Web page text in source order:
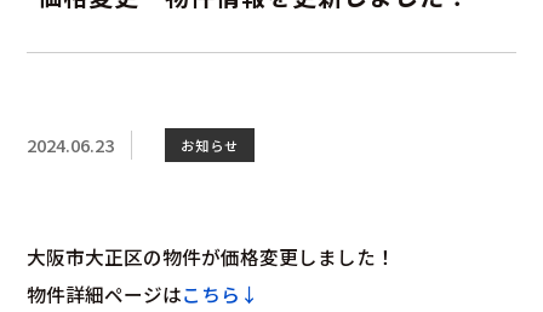
2024.06.23 お知らせ
大阪市大正区の物件が価格変更しました！
物件詳細ページはこちら↓